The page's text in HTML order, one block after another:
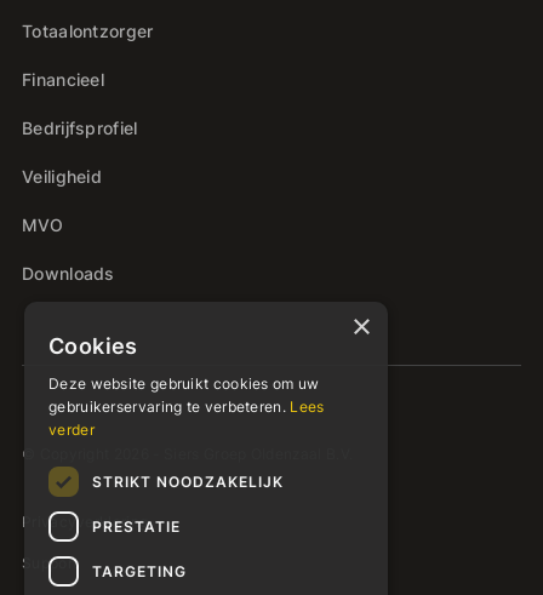
Totaalontzorger
Financieel
Bedrijfsprofiel
Veiligheid
MVO
Downloads
© Copyright 2026 - Siers Groep Oldenzaal B.V.
Privacyverklaring
Support
×
Cookies
Deze website gebruikt cookies om uw
gebruikerservaring te verbeteren. Lees
verder
STRIKT NOODZAKELIJK
PRESTATIE
TARGETING